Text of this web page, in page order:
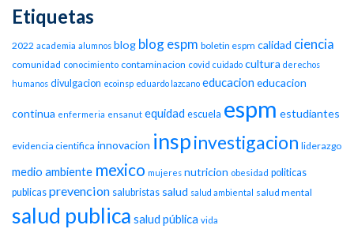
Etiquetas
2022 academia alumnos blog blog espm boletin espm calidad ciencia
comunidad conocimiento contaminacion covid cuidado cultura derechos
humanos divulgacion ecoinsp eduardo lazcano educacion educacion
continua enfermeria ensanut equidad escuela espm estudiantes
evidencia cientifica innovacion inspinvestigacion liderazgo
medio ambiente mexico mujeres nutricion obesidad politicas
publicas prevencion salubristas salud salud ambiental salud mental
salud publica salud pública vida